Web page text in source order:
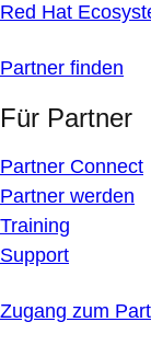
Red Hat
Partner finden
Für Partner
Partner Connect
Partner werden
Training
Support
Zugang zum